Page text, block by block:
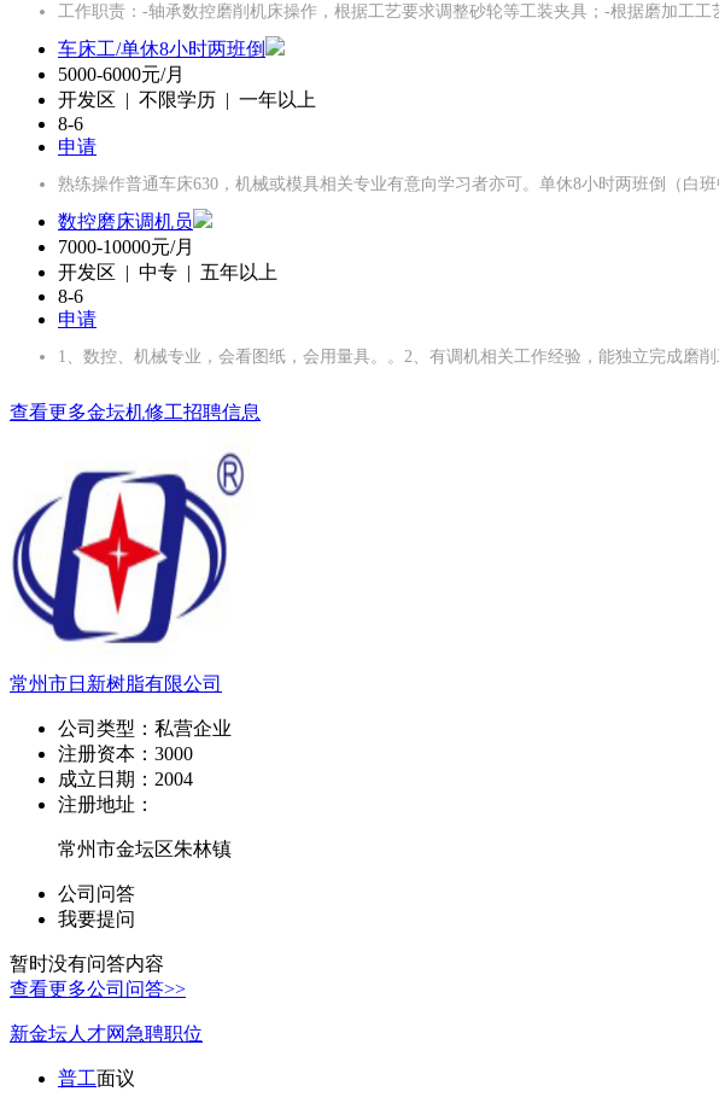
工作职责：-轴承数控磨削机床操作，根据工艺要求调整砂轮等工装夹具；-根据磨加工
车床工/单休8小时两班倒
5000-6000元/月
开发区 | 不限学历 | 一年以上
8-6
申请
熟练操作普通车床630，机械或模具相关专业有意向学习者亦可。单休8小时两班倒（白
数控磨床调机员
7000-10000元/月
开发区 | 中专 | 五年以上
8-6
申请
1、数控、机械专业，会看图纸，会用量具。。2、有调机相关工作经验，能独立完成磨
查看更多金坛机修工招聘信息
常州市日新树脂有限公司
公司类型： 私营企业
注册资本： 3000
成立日期： 2004
注册地址：
常州市金坛区朱林镇
公司问答
我要提问
暂时没有问答内容
查看更多公司问答>>
新金坛人才网急聘职位
普工面议